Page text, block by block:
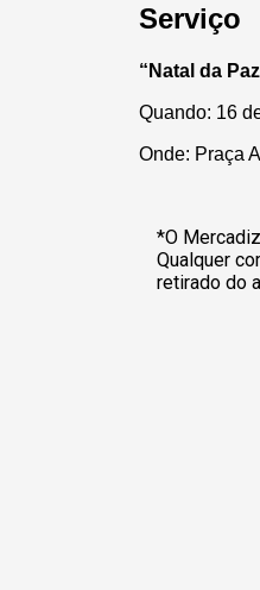
Serviço
“Natal da
Quando: 16
Onde: Praça
*O
Qualquer
retirado do